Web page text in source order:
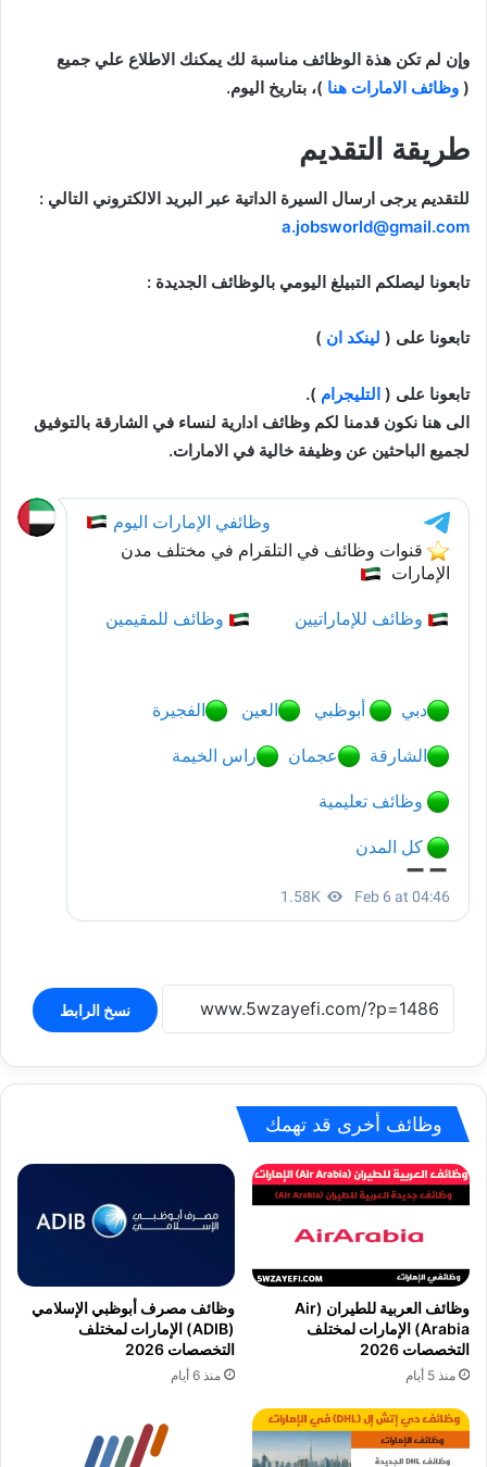
وإن لم تكن هذة الوظائف مناسبة لك يمكنك الاطلاع علي جميع
( وظائف الامارات هنا )، بتاريخ اليوم.
طريقة التقديم
للتقديم يرجى ارسال السيرة الداتية عبر البريد الالكتروني التالي :
a.jobsworld@gmail.com
تابعونا ليصلكم التبيلغ اليومي بالوظائف الجديدة :
تابعونا على ( لينكد ان )
تابعونا على ( التليجرام ).
الى هنا نكون قدمنا لكم وظائف ادارية لنساء في الشارقة بالتوفيق
لجميع الباحثين عن وظيفة خالية في الامارات.
نسخ الرابط
وظائف أخرى قد تهمك
وظائف العربية للطيران (Air
Arabia) الإمارات لمختلف
التخصصات 2026
منذ 5 أيام
وظائف مصرف أبوظبي الإسلامي
(ADIB) الإمارات لمختلف
التخصصات 2026
منذ 6 أيام